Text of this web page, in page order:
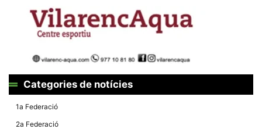
Categories de notícies
1a Federació
2a Federació
cookies
algunes
funcionalitats
En compartir